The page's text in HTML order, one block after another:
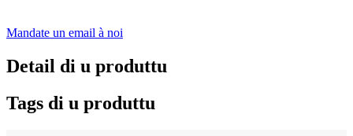
Mandate un email à noi
Detail di u produttu
Tags di u produttu